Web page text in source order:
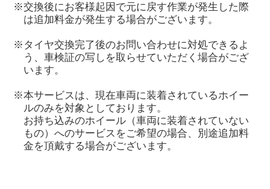
※交換後にお客様起因で元に戻す作業が発生した際
は追加料金が発生する場合がございます。
※タイヤ交換完了後のお問い合わせに対処できるよ
う、車検証の写しを取らせていただく場合がござ
います。
※本サービスは、現在車両に装着されているホイー
ルのみを対象としております。
お持ち込みのホイール（車両に装着されていない
もの）へのサービスをご希望の場合、別途追加料
金を頂戴する場合がございます。